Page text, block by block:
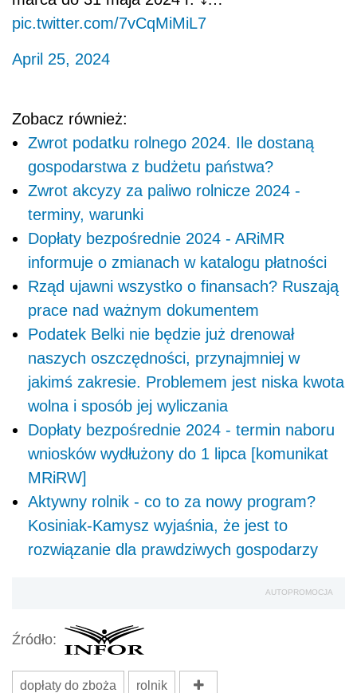
pic.twitter.com/7vCqMiMiL7
April 25, 2024
Zobacz również:
Zwrot podatku rolnego 2024. Ile dostaną
gospodarstwa z budżetu państwa?
Zwrot akcyzy za paliwo rolnicze 2024 -
terminy, warunki
Dopłaty bezpośrednie 2024 - ARiMR
informuje o zmianach w katalogu płatności
Rząd ujawni wszystko o finansach? Ruszają
prace nad ważnym dokumentem
Podatek Belki nie będzie już drenował
naszych oszczędności, przynajmniej w
jakimś zakresie. Problemem jest niska kwota
wolna i sposób jej wyliczania
Dopłaty bezpośrednie 2024 - termin naboru
wniosków wydłużony do 1 lipca [komunikat
MRiRW]
Aktywny rolnik - co to za nowy program?
Kosiniak-Kamysz wyjaśnia, że jest to
rozwiązanie dla prawdziwych gospodarzy
AUTOPROMOCJA
Źródło:
dopłaty do zboża rolnik